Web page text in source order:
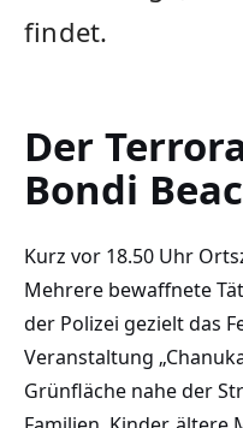
findet.
Der
Bondi
Kurz vor 18.50 Uhr
Mehrere bewaffnete
der Polizei gezielt das
Veranstaltung
Grünfläche nahe der